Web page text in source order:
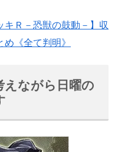
キＲ－恐獣の鼓動－】収
《全て判明》
えながら日曜の